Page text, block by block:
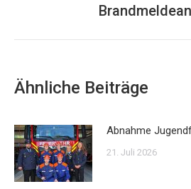
Ähnliche Beiträge
Abnahme
21. Juli 2026